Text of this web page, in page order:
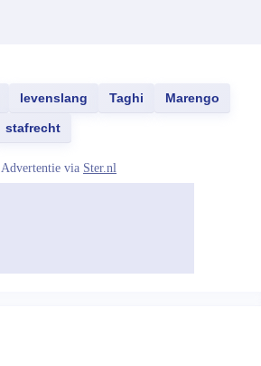
levenslang Taghi Marengo
stafrecht
Advertentie via Ster.nl